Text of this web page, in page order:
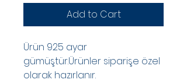
Add to Cart
Ürün 925 ayar
gümüştür.Ürünler siparişe özel
olarak hazırlanır.